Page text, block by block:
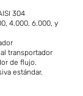
304
4.000, 6.000, y
transportador
de flujo.
estándar.